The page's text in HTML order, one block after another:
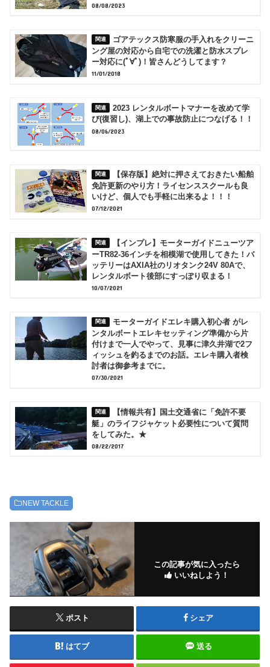
08/08/2023
ゴアテックス防寒服の手入れをクリーニ
ング屋の対応から自宅での洗濯と防水スプレ
ー対応に(ﾟ∀ﾟ)！皆さんどうしてます？
11/01/2018
2023 レンタルボートマナーを改めて学
び(復習し)、湖上での事故防止につなげる！！
08/06/2023
【保存版】絶対に押さえておきたい船舶
免許更新のやり方！ライセンススクールも良
いけど、個人でも手軽に出来るよ！！！
07/12/2021
【インプレ】モーターガイドニューツア
ーTR82-36インチを相模湖で使用してきた！バ
ッテリーはAXIA社のリオタンク24V 80Aで、
レンタルボート後部にすっぽり収まる！
10/07/2021
モーターガイドエレキ購入初心者 がレ
ンタルボートエレキセッティング準備から片
付けまで一人でやって、見事に津久井湖で2フ
ィッシュを釣るまでのお話。エレキ購入者検
討者は御参考までに。
07/30/2021
【情報共有】国土交通省に「免許不要
艇」のライフジャケット必要性について質問
をしてみた。★
08/22/2017
NEW TACKLE
この記事が気に入ったら
いいねしよう！
ポスト シェア
はてブ 送る